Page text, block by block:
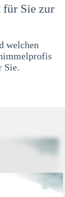
für Sie zur
welchen
Sie.